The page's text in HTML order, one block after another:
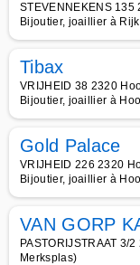
STEVENNEKENS
Bijoutier, joaillier à
Tibax
VRIJHEID 38 2320
Bijoutier, joaillier à
Gold Palace
VRIJHEID 226 2320
Bijoutier, joaillier à
VAN GORP
PASTORIJSTRAAT 3/
Merksplas)